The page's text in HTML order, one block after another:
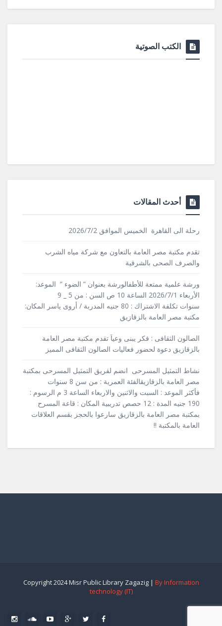
الكتب الصوتية
أحدث المقالات
رحلة الى القاهرة الخميس الموافق 2026/7/2
تقدم مكتبة مصر العامة بالتعاون مع شركة مياه الشرب
والصرف الصحى بالشرقية
ورشة علمية ممتعة للأطفالورشة بعنوان ” الضوء ” الموعد:
الأربعاء 2026/7/1 الساعة 10 ص السن : من 5 _ 9
سنوات تكلفة الاشتراك : 80 جنيه المدربة / أروى ياسر المكان:
مكتبة مصر العامة بالزقازيق
الصالون الثقافى : فكر يبنى وعياَ تقدم مكتبة مصر العامة
بالزقازيق دعوة لحضور فعاليات الصالون الثقافى المميز
نشاط التمثيل المسرحى انضم لفريق التمثيل المسرحى بمكتبة
مصر العامة بالزقازيقالفئة العمرية : من سن 8 سنوات
فأكثر الموعد : السبت والاثنين والاربعاء الساعة 3 م الرسوم :
190 جنيه المدة : 12 حصص تدريبية المكان : قاعة المسرح
بمكتبة مصر العامة بالزقازيق سارعوا بالحجز بقسم العلاقات
العامة بالمكتبة !!
Copyright 2024 Misr Public Library Zagazig | By Information
technology (IT)